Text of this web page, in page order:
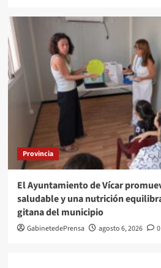
Provincia
El Ayuntamiento de Vícar
saludable y una nutrición
gitana del municipio
GabinetedePrensa agosto 6, 2026 0